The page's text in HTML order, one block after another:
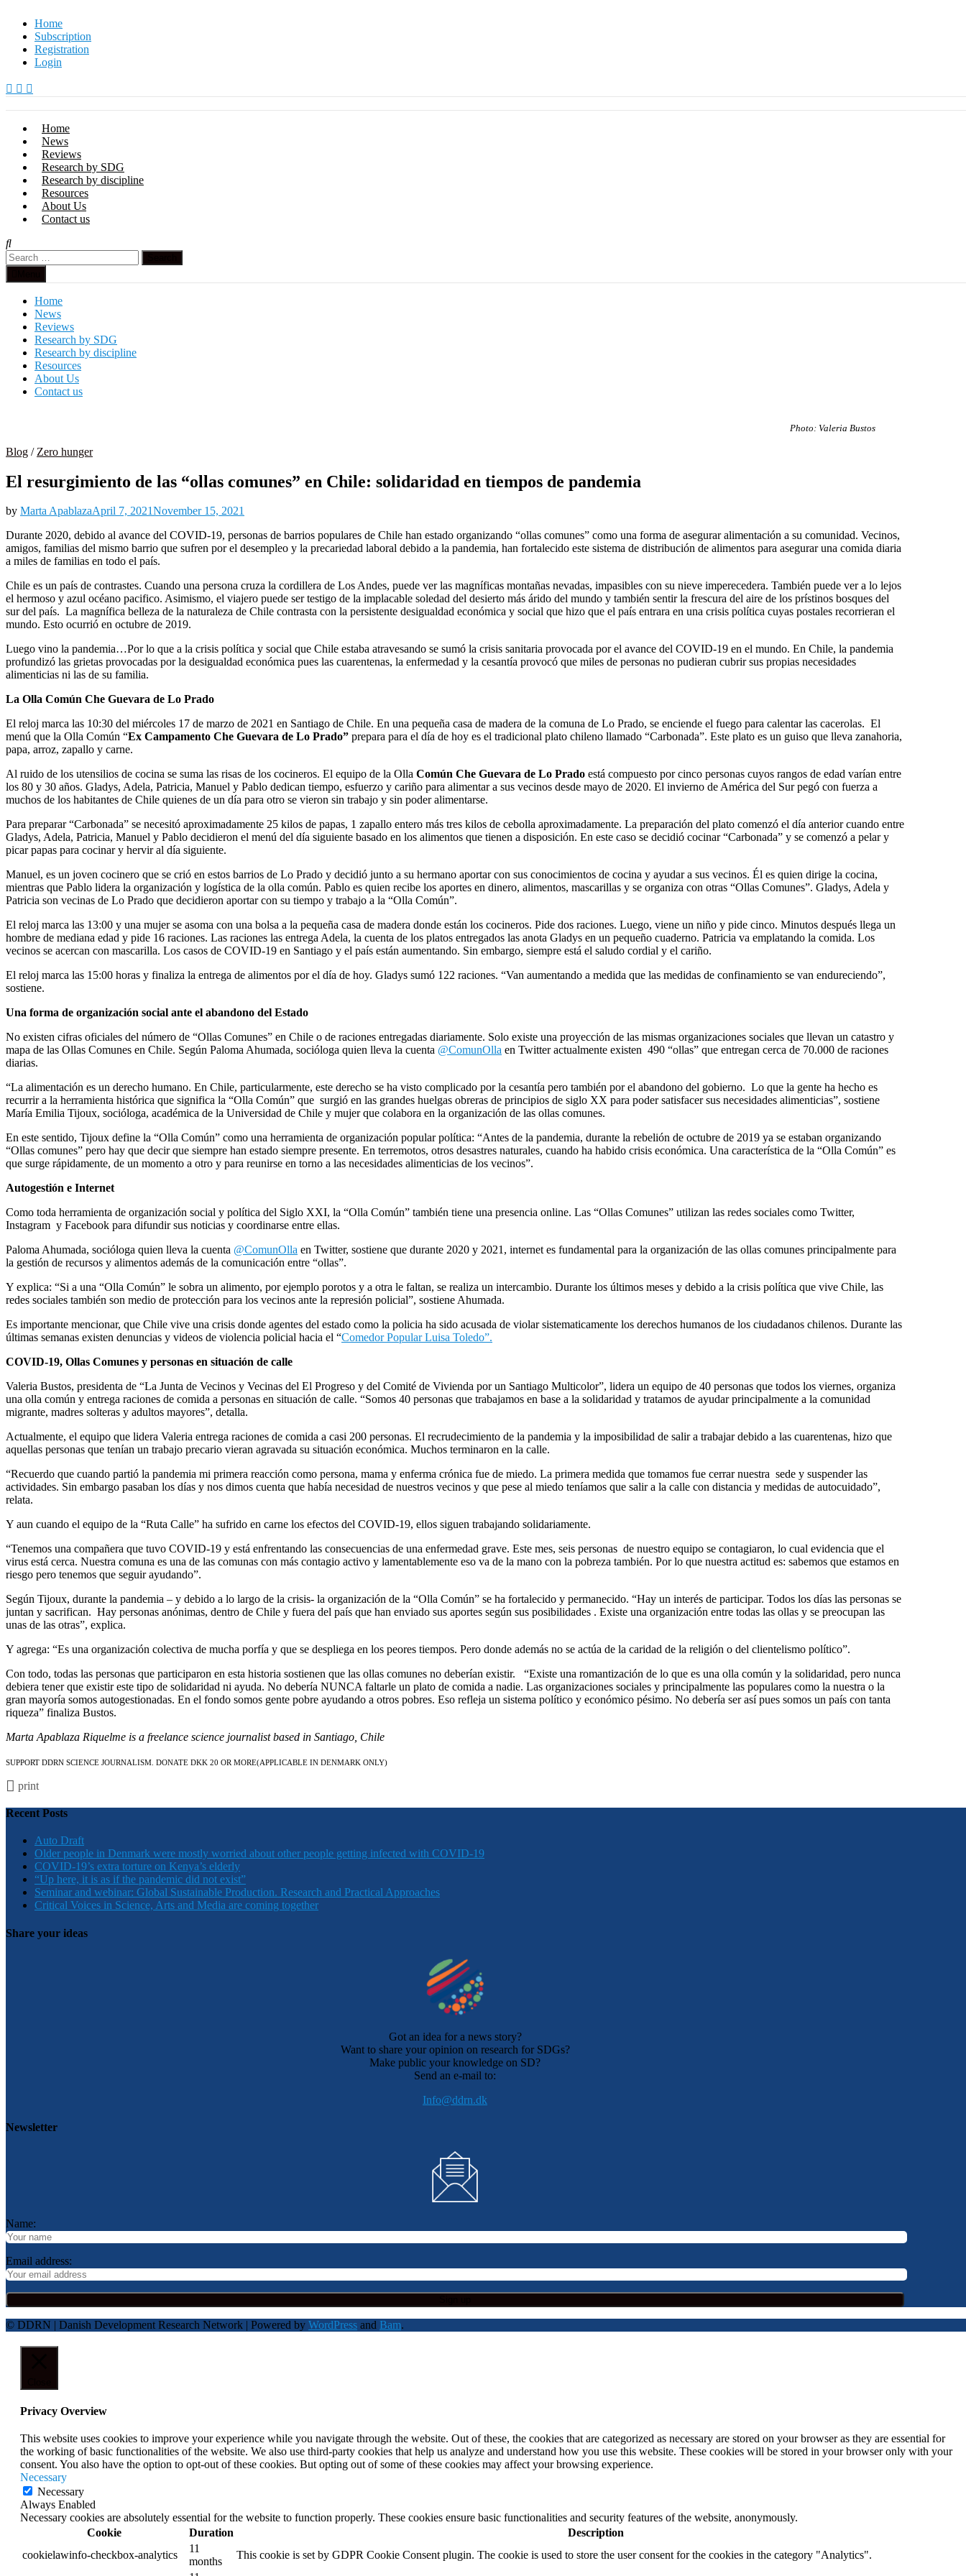
Skip
content
Home
Subscription
Registration
Login
Home
News
Reviews
Research by SDG
Research by discipline
Resources
About Us
Contact us
Search
for:
Home
News
Reviews
Research by SDG
Research by discipline
Resources
About Us
Contact us
Photo: Valeria Bustos
Blog / Zero hunger
El resurgimiento de las “ollas comunes” en Chile: solidaridad en tiempos de pandemia
by Marta ApablazaApril 7, 2021November 15, 2021
Durante 2020, debido al avance del COVID-19, personas de barrios populares de Chile han estado organizando “ollas comunes” como una forma de asegurar alimentación a su comunidad. Vecinos,
amigos, familias del mismo barrio que sufren por el desempleo y la precariedad laboral debido a la pandemia, han fortalecido este sistema de distribución de alimentos para asegurar una comida diaria
a miles de familias en todo el país.
Chile es un país de contrastes. Cuando una persona cruza la cordillera de Los Andes, puede ver las magníficas montañas nevadas, impasibles con su nieve imperecedera. También puede ver a lo lejos
el hermoso y azul océano pacifico. Asimismo, el viajero puede ser testigo de la implacable soledad del desierto más árido del mundo y también sentir la frescura del aire de los prístinos bosques del
sur del país. La magnífica belleza de la naturaleza de Chile contrasta con la persistente desigualdad económica y social que hizo que el país entrara en una crisis política cuyas postales recorrieran el
mundo. Esto ocurrió en octubre de 2019.
Luego vino la pandemia…Por lo que a la crisis política y social que Chile estaba atravesando se sumó la crisis sanitaria provocada por el avance del COVID-19 en el mundo. En Chile, la pandemia
profundizó las grietas provocadas por la desigualdad económica pues las cuarentenas, la enfermedad y la cesantía provocó que miles de personas no pudieran cubrir sus propias necesidades
alimenticias ni las de su familia.
La Olla Común Che Guevara de Lo Prado
El reloj marca las 10:30 del miércoles 17 de marzo de 2021 en Santiago de Chile. En una pequeña casa de madera de la comuna de Lo Prado, se enciende el fuego para calentar las cacerolas. El
menú que la Olla Común “Ex Campamento Che Guevara de Lo Prado” prepara para el día de hoy es el tradicional plato chileno llamado “Carbonada”. Este plato es un guiso que lleva zanahoria,
papa, arroz, zapallo y carne.
Al ruido de los utensilios de cocina se suma las risas de los cocineros. El equipo de la Olla Común Che Guevara de Lo Prado está compuesto por cinco personas cuyos rangos de edad varían entre
los 80 y 30 años. Gladys, Adela, Patricia, Manuel y Pablo dedican tiempo, esfuerzo y cariño para alimentar a sus vecinos desde mayo de 2020. El invierno de América del Sur pegó con fuerza a
muchos de los habitantes de Chile quienes de un día para otro se vieron sin trabajo y sin poder alimentarse.
Para preparar “Carbonada” se necesitó aproximadamente 25 kilos de papas, 1 zapallo entero más tres kilos de cebolla aproximadamente. La preparación del plato comenzó el día anterior cuando entre
Gladys, Adela, Patricia, Manuel y Pablo decidieron el menú del día siguiente basado en los alimentos que tienen a disposición. En este caso se decidió cocinar “Carbonada” y se comenzó a pelar y
picar papas para cocinar y hervir al día siguiente.
Manuel, es un joven cocinero que se crió en estos barrios de Lo Prado y decidió junto a su hermano aportar con sus conocimientos de cocina y ayudar a sus vecinos. Él es quien dirige la cocina,
mientras que Pablo lidera la organización y logística de la olla común. Pablo es quien recibe los aportes en dinero, alimentos, mascarillas y se organiza con otras “Ollas Comunes”. Gladys, Adela y
Patricia son vecinas de Lo Prado que decidieron aportar con su tiempo y trabajo a la “Olla Común”.
El reloj marca las 13:00 y una mujer se asoma con una bolsa a la pequeña casa de madera donde están los cocineros. Pide dos raciones. Luego, viene un niño y pide cinco. Minutos después llega un
hombre de mediana edad y pide 16 raciones. Las raciones las entrega Adela, la cuenta de los platos entregados las anota Gladys en un pequeño cuaderno. Patricia va emplatando la comida. Los
vecinos se acercan con mascarilla. Los casos de COVID-19 en Santiago y el país están aumentando. Sin embargo, siempre está el saludo cordial y el cariño.
El reloj marca las 15:00 horas y finaliza la entrega de alimentos por el día de hoy. Gladys sumó 122 raciones. “Van aumentando a medida que las medidas de confinamiento se van endureciendo”,
sostiene.
Una forma de organización social ante el abandono del Estado
No existen cifras oficiales del número de “Ollas Comunes” en Chile o de raciones entregadas diariamente. Solo existe una proyección de las mismas organizaciones sociales que llevan un catastro y
mapa de las Ollas Comunes en Chile. Según Paloma Ahumada, socióloga quien lleva la cuenta @ComunOlla en Twitter actualmente existen 490 “ollas” que entregan cerca de 70.000 de raciones
diarias.
“La alimentación es un derecho humano. En Chile, particularmente, este derecho se ha visto complicado por la cesantía pero también por el abandono del gobierno. Lo que la gente ha hecho es
recurrir a la herramienta histórica que significa la “Olla Común” que surgió en las grandes huelgas obreras de principios de siglo XX para poder satisfacer sus necesidades alimenticias”, sostiene
María Emilia Tijoux, socióloga, académica de la Universidad de Chile y mujer que colabora en la organización de las ollas comunes.
En este sentido, Tijoux define la “Olla Común” como una herramienta de organización popular política: “Antes de la pandemia, durante la rebelión de octubre de 2019 ya se estaban organizando
“Ollas comunes” pero hay que decir que siempre han estado siempre presente. En terremotos, otros desastres naturales, cuando ha habido crisis económica. Una característica de la “Olla Común” es
que surge rápidamente, de un momento a otro y para reunirse en torno a las necesidades alimenticias de los vecinos”.
Autogestión e Internet
Como toda herramienta de organización social y política del Siglo XXI, la “Olla Común” también tiene una presencia online. Las “Ollas Comunes” utilizan las redes sociales como Twitter,
Instagram y Facebook para difundir sus noticias y coordinarse entre ellas.
Paloma Ahumada, socióloga quien lleva la cuenta @ComunOlla en Twitter, sostiene que durante 2020 y 2021, internet es fundamental para la organización de las ollas comunes principalmente para
la gestión de recursos y alimentos además de la comunicación entre “ollas”.
Y explica: “Si a una “Olla Común” le sobra un alimento, por ejemplo porotos y a otra le faltan, se realiza un intercambio. Durante los últimos meses y debido a la crisis política que vive Chile, las
redes sociales también son medio de protección para los vecinos ante la represión policial”, sostiene Ahumada.
Es importante mencionar, que Chile vive una crisis donde agentes del estado como la policia ha sido acusada de violar sistematicamente los derechos humanos de los ciudadanos chilenos. Durante las
últimas semanas existen denuncias y videos de violencia policial hacia el “Comedor Popular Luisa Toledo”.
COVID-19, Ollas Comunes y personas en situación de calle
Valeria Bustos, presidenta de “La Junta de Vecinos y Vecinas del El Progreso y del Comité de Vivienda por un Santiago Multicolor”, lidera un equipo de 40 personas que todos los viernes, organiza
una olla común y entrega raciones de comida a personas en situación de calle. “Somos 40 personas que trabajamos en base a la solidaridad y tratamos de ayudar principalmente a la comunidad
migrante, madres solteras y adultos mayores”, detalla.
Actualmente, el equipo que lidera Valeria entrega raciones de comida a casi 200 personas. El recrudecimiento de la pandemia y la imposibilidad de salir a trabajar debido a las cuarentenas, hizo que
aquellas personas que tenían un trabajo precario vieran agravada su situación económica. Muchos terminaron en la calle.
“Recuerdo que cuando partió la pandemia mi primera reacción como persona, mama y enferma crónica fue de miedo. La primera medida que tomamos fue cerrar nuestra sede y suspender las
actividades. Sin embargo pasaban los días y nos dimos cuenta que había necesidad de nuestros vecinos y que pese al miedo teníamos que salir a la calle con distancia y medidas de autocuidado”,
relata.
Y aun cuando el equipo de la “Ruta Calle” ha sufrido en carne los efectos del COVID-19, ellos siguen trabajando solidariamente.
“Tenemos una compañera que tuvo COVID-19 y está enfrentando las consecuencias de una enfermedad grave. Este mes, seis personas de nuestro equipo se contagiaron, lo cual evidencia que el
virus está cerca. Nuestra comuna es una de las comunas con más contagio activo y lamentablemente eso va de la mano con la pobreza también. Por lo que nuestra actitud es: sabemos que estamos en
riesgo pero tenemos que seguir ayudando”.
Según Tijoux, durante la pandemia – y debido a lo largo de la crisis- la organización de la “Olla Común” se ha fortalecido y permanecido. “Hay un interés de participar. Todos los días las personas se
juntan y sacrifican. Hay personas anónimas, dentro de Chile y fuera del país que han enviado sus aportes según sus posibilidades . Existe una organización entre todas las ollas y se preocupan las
unas de las otras”, explica.
Y agrega: “Es una organización colectiva de mucha porfía y que se despliega en los peores tiempos. Pero donde además no se actúa de la caridad de la religión o del clientelismo político”.
Con todo, todas las personas que participaron en esta historia sostienen que las ollas comunes no deberían existir. “Existe una romantización de lo que es una olla común y la solidaridad, pero nunca
debiera tener que existir este tipo de solidaridad ni ayuda. No debería NUNCA faltarle un plato de comida a nadie. Las organizaciones sociales y principalmente las populares como la nuestra o la
gran mayoría somos autogestionadas. En el fondo somos gente pobre ayudando a otros pobres. Eso refleja un sistema político y económico pésimo. No debería ser así pues somos un país con tanta
riqueza” finaliza Bustos.
Marta Apablaza Riquelme is a freelance science journalist based in Santiago, Chile
SUPPORT DDRN SCIENCE JOURNALISM. DONATE DKK 20 OR MORE(APPLICABLE IN DENMARK ONLY)
print
Recent Posts
Auto Draft
Older people in Denmark were mostly worried about other people getting infected with COVID-19
COVID-19’s extra torture on Kenya’s elderly
“Up here, it is as if the pandemic did not exist”
Seminar and webinar: Global Sustainable Production. Research and Practical Approaches
Critical Voices in Science, Arts and Media are coming together
Share your ideas
Got an idea for a news story?
Want to share your opinion on research for SDGs?
Make public your knowledge on SD?
Send an e-mail to:
Info@ddrn.dk
Newsletter
Name:
Email address:
© DDRN | Danish Development Research Network | Powered by WordPress and Bam.
Privacy Overview
This website uses cookies to improve your experience while you navigate through the website. Out of these, the cookies that are categorized as necessary are stored on your browser as they are essential for
the working of basic functionalities of the website. We also use third-party cookies that help us analyze and understand how you use this website. These cookies will be stored in your browser only with your
consent. You also have the option to opt-out of these cookies. But opting out of some of these cookies may affect your browsing experience.
Necessary
Necessary
Always Enabled
Necessary cookies are absolutely essential for the website to function properly. These cookies ensure basic functionalities and security features of the website, anonymously.
Cookie
Duration
Description
cookielawinfo-checkbox-analytics
11
months
This cookie is set by GDPR Cookie Consent plugin. The cookie is used to store the user consent for the cookies in the category "Analytics".